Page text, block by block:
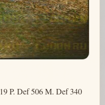
P. Def 506 M. Def 340